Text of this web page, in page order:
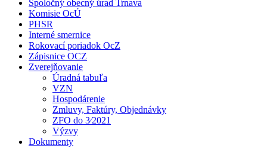
Spoločný obecný úrad Trnava
Komisie OcÚ
PHSR
Interné smernice
Rokovací poriadok OcZ
Zápisnice OCZ
Zverejňovanie
Úradná tabuľa
VZN
Hospodárenie
Zmluvy, Faktúry, Objednávky
ZFO do 3⁄2021
Výzvy
Dokumenty